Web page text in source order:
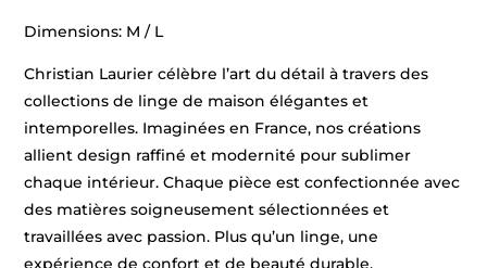
Dimensions: M / L
Christian Laurier célèbre l’art du détail à travers des
collections de linge de maison élégantes et
intemporelles. Imaginées en France, nos créations
allient design raffiné et modernité pour sublimer
chaque intérieur. Chaque pièce est confectionnée avec
des matières soigneusement sélectionnées et
travaillées avec passion. Plus qu’un linge, une
expérience de confort et de beauté durable.